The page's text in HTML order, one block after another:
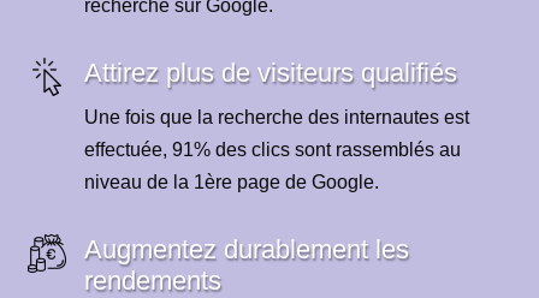
recherche sur Google.
Attirez plus de visiteurs qualifiés
Une fois que la recherche des internautes est
effectuée, 91% des clics sont rassemblés au
niveau de la 1ère page de Google.
Augmentez durablement les
rendements